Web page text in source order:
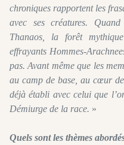
chroniques rapportent les
avec ses créatures.
Thanaos, la forêt
effrayants Hommes-
pas. Avant même que les
au camp de base, au cœur
déjà établi avec celui que
Démiurge de la race. »
Quels sont les thèmes